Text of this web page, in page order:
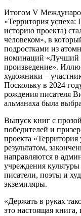
Итогом V
«Территория успеха:
историю проекта)
человеком», в
подростками из
номинаций «Лучший
произведение».
художники –
Поскольку в 2024
рождения писателя
альманаха была
Выпуск книг с
победителей и
проекта
результатом,
направляются в
учреждения
писатели, поэты и
экземпляры.
«Держать в руках
это настоящая